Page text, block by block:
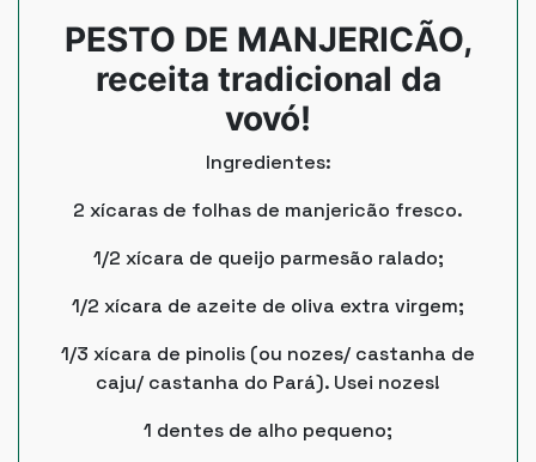
PESTO DE MANJERICÃO,
receita tradicional da
vovó!
Ingredientes:
2 xícaras de folhas de manjericão fresco.
1/2 xícara de queijo parmesão ralado;
1/2 xícara de azeite de oliva extra virgem;
1/3 xícara de pinolis (ou nozes/ castanha de
caju/ castanha do Pará). Usei nozes!
1 dentes de alho pequeno;